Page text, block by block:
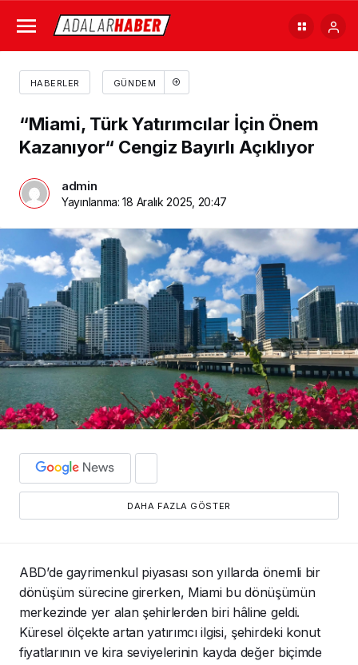
HABERLER GÜNDEM
“Miami, Türk Yatırımcılar İçin Önem
Kazanıyor“ Cengiz Bayırlı Açıklıyor
admin
Yayınlanma:18 Aralık 2025, 20:47
DAHA FAZLA GÖSTER
ABD’de gayrimenkul piyasası son yıllarda önemli bir
dönüşüm sürecine girerken, Miami bu dönüşümün
merkezinde yer alan şehirlerden biri hâline geldi.
Küresel ölçekte artan yatırımcı ilgisi, şehirdeki konut
fiyatlarının ve kira seviyelerinin kayda değer biçimde